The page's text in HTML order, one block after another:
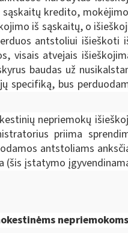
kredito,
iš sąskaitų, o
antstoliui išieškoti
visais atvejais
baudas už
specifiką, bus
nepriemokų
priima
antstoliams
(šis įstatymo